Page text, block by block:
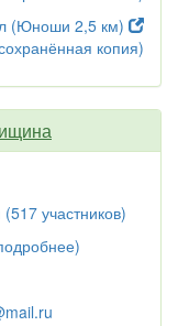
(Юноши 2,5 км)
копия)
участников)